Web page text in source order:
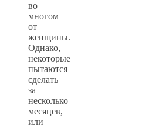
во
многом
от
женщины.
Однако,
некоторые
пытаются
сделать
за
несколько
месяцев,
или